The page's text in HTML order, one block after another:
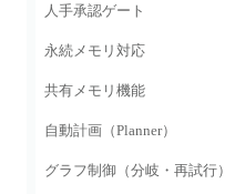
人手承認ゲート
永続メモリ対応
共有メモリ機能
自動計画（Planner）
グラフ制御（分岐・再試行）